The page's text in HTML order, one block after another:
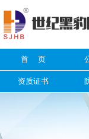
首 页
资质证书
信息搜索